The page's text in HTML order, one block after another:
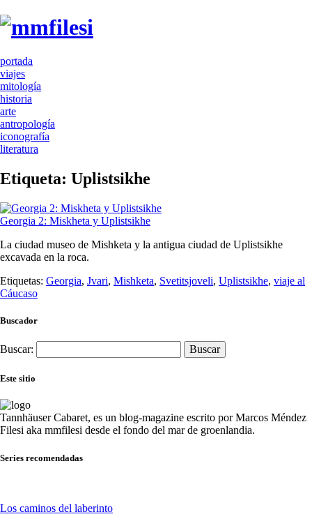
portada
viajes
mitología
historia
arte
antropología
iconografía
literatura
Etiqueta: Uplistsikhe
Georgia 2: Miskheta y Uplistsikhe
La ciudad museo de Mishketa y la antigua ciudad de Uplistsikhe
excavada en la roca.
Etiquetas: Georgia, Jvari, Mishketa, Svetitsjoveli, Uplistsikhe, viaje al
Cáucaso
Buscador
Buscar:
Este sitio
Tannhäuser Cabaret, es un blog-magazine escrito porMarcos Méndez
Filesi aka mmfilesi desde el fondo del mar de groenlandia.
Series recomendadas
Los caminos del laberinto